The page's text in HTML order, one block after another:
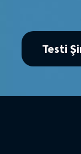
Testi